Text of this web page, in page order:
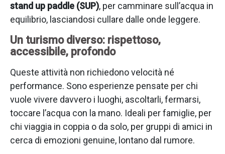
stand up paddle (SUP), per camminare sull’acqua in
equilibrio, lasciandosi cullare dalle onde leggere.
Un turismo diverso: rispettoso,
accessibile, profondo
Queste attività non richiedono velocità né
performance. Sono esperienze pensate per chi
vuole vivere davvero i luoghi, ascoltarli, fermarsi,
toccare l’acqua con la mano. Ideali per famiglie, per
chi viaggia in coppia o da solo, per gruppi di amici in
cerca di emozioni genuine, lontano dal rumore.